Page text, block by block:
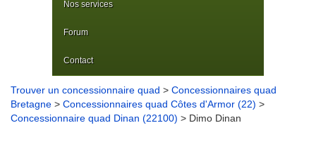
Nos services
Forum
Contact
Trouver un concessionnaire quad > Concessionnaires quad
Bretagne > Concessionnaires quad Côtes d'Armor (22) >
Concessionnaire quad Dinan (22100) > Dimo Dinan